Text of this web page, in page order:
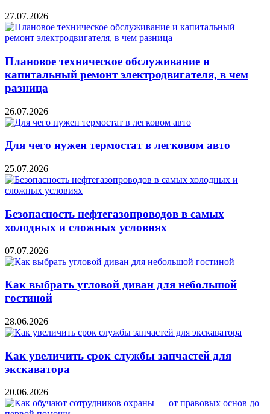
27.07.2026
Плановое техническое обслуживание и
капитальный ремонт электродвигателя, в чем
разница
26.07.2026
Для чего нужен термостат в легковом авто
25.07.2026
Безопасность нефтегазопроводов в самых
холодных и сложных условиях
07.07.2026
Как выбрать угловой диван для небольшой
гостиной
28.06.2026
Как увеличить срок службы запчастей для
экскаватора
20.06.2026